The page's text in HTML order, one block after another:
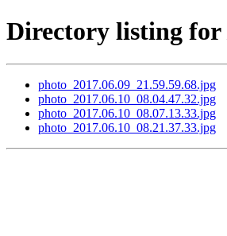
Directory listing for
photo_2017.06.09_21.59.59.68.jpg
photo_2017.06.10_08.04.47.32.jpg
photo_2017.06.10_08.07.13.33.jpg
photo_2017.06.10_08.21.37.33.jpg